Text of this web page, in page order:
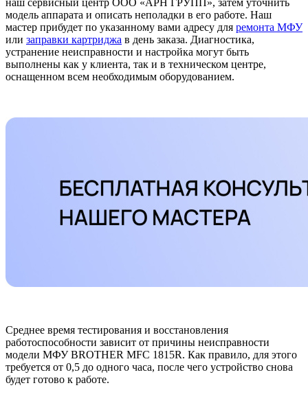
наш сервисный центр ООО «АРН ГРУПП», затем уточнить
модель аппарата и описать неполадки в его работе. Наш
мастер прибудет по указанному вами адресу для ремонта МФУ
или заправки картриджа в день заказа. Диагностика,
устранение неисправности и настройка могут быть
выполнены как у клиента, так и в техническом центре,
оснащенном всем необходимым оборудованием.
Среднее время тестирования и восстановления
работоспособности зависит от причины неисправности
модели МФУ BROTHER MFC 1815R. Как правило, для этого
требуется от 0,5 до одного часа, после чего устройство снова
будет готово к работе.